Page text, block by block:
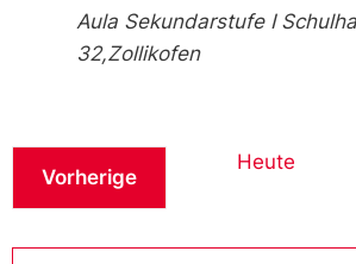
Aula Sekundarstufe I
32,Zollikofen
VorherigeVeranstaltungen
Heute